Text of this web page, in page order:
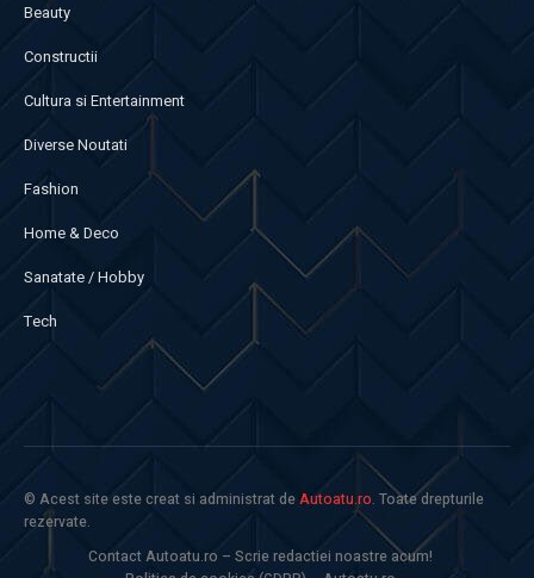
Beauty
Constructii
Cultura si Entertainment
Diverse Noutati
Fashion
Home & Deco
Sanatate / Hobby
Tech
© Acest site este creat si administrat deAutoatu.ro. Toate drepturile
rezervate.
Contact Autoatu.ro – Scrie redactiei noastre acum!